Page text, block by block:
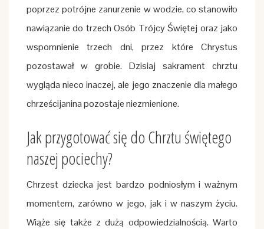
poprzez potrójne zanurzenie w wodzie, co stanowiło
nawiązanie do trzech Osób Trójcy Świętej oraz jako
wspomnienie trzech dni, przez które Chrystus
pozostawał w grobie. Dzisiaj sakrament chrztu
wygląda nieco inaczej, ale jego znaczenie dla małego
chrześcijanina pozostaje niezmienione.
Jak przygotować się do Chrztu świętego
naszej pociechy?
Chrzest dziecka jest bardzo podniosłym i ważnym
momentem, zarówno w jego, jak i w naszym życiu.
Wiąże się także z dużą odpowiedzialnością. Warto